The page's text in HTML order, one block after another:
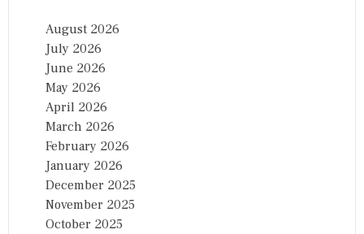
August 2026
July 2026
June 2026
May 2026
April 2026
March 2026
February 2026
January 2026
December 2025
November 2025
October 2025